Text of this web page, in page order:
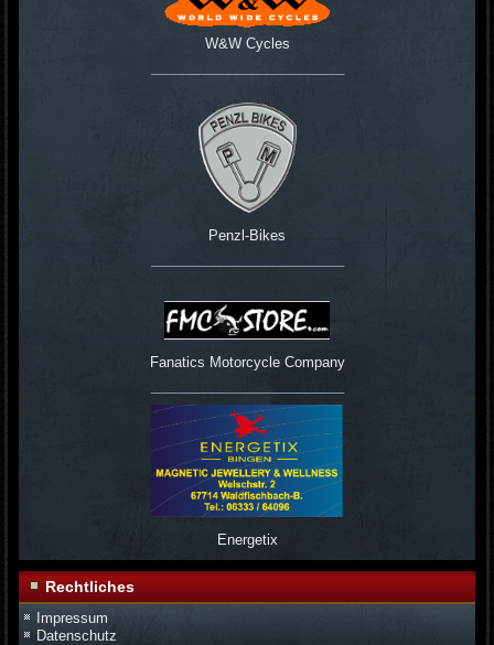
W&W Cycles
Penzl-Bikes
Fanatics Motorcycle Company
Energetix
Rechtliches
Impressum
Datenschutz